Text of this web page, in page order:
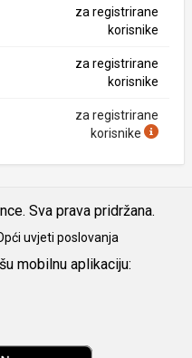
za registrirane
korisnike
za registrirane
korisnike
za registrirane
korisnike
Sva prava pridržana.
uvjeti poslovanja
mobilnu aplikaciju: